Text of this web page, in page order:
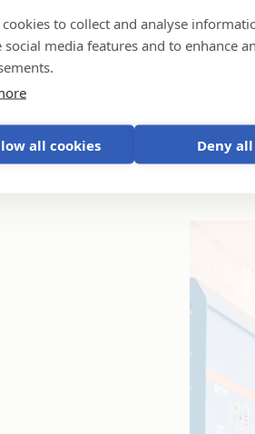
cookies to collect and analyse
social media features and to enhance
all cookies Deny all